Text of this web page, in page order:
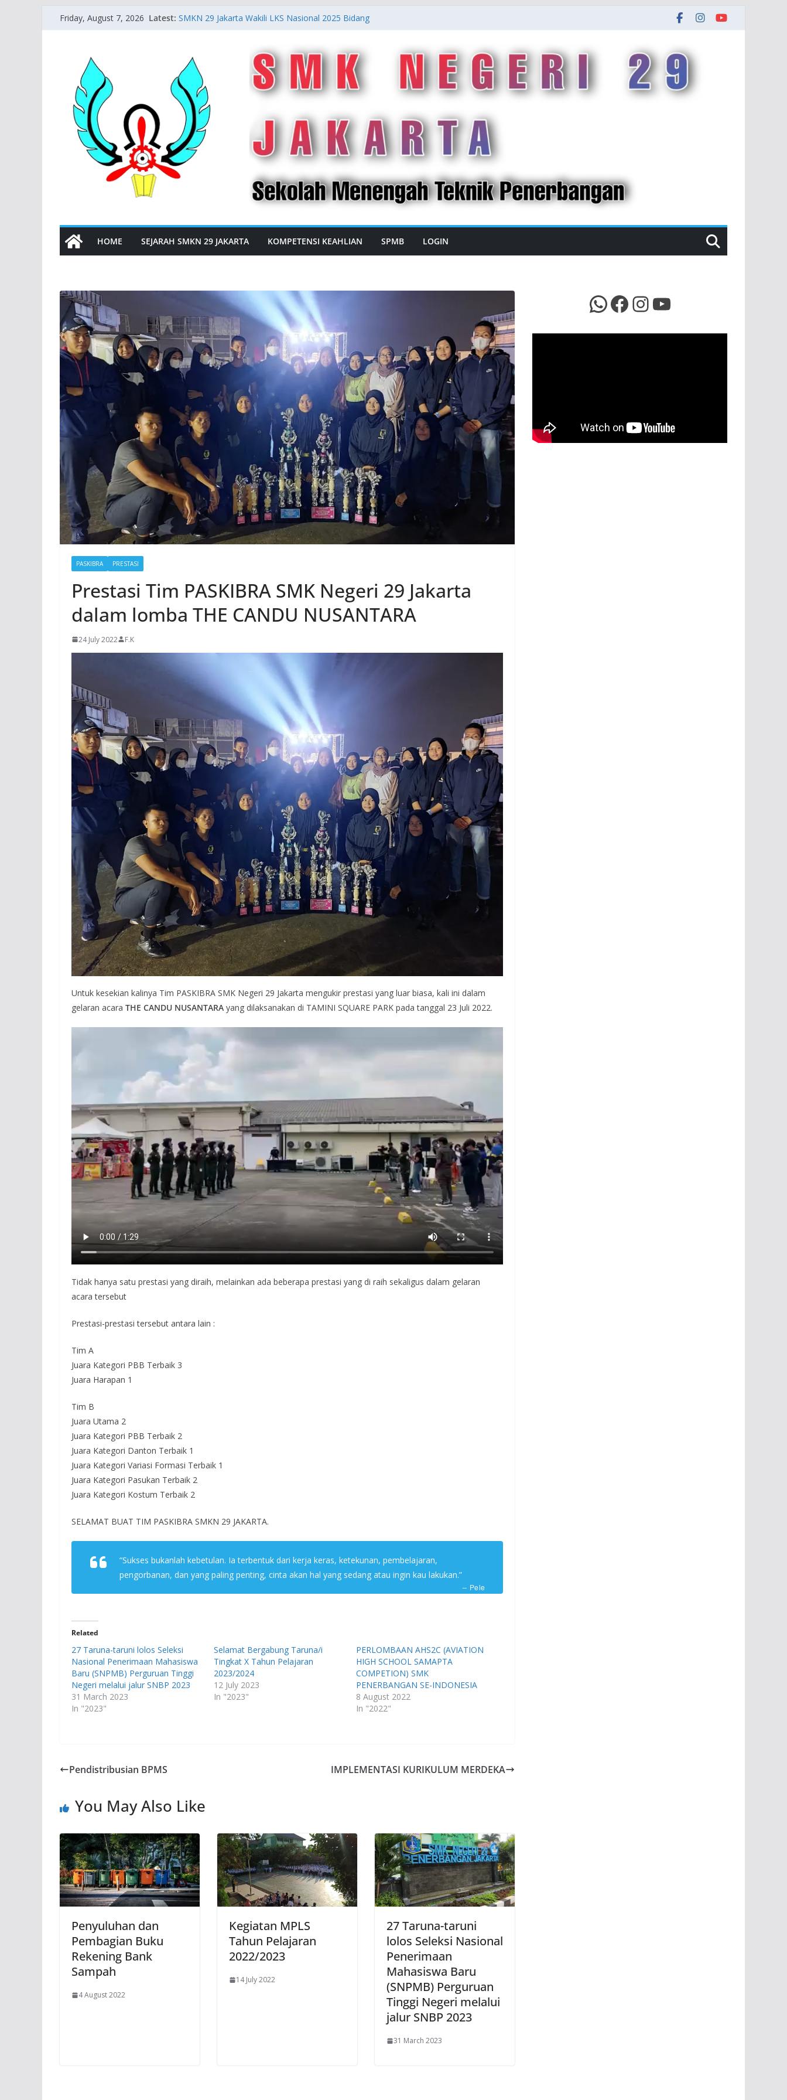
to
Friday, August 7, 2026 Latest: SMKN 29 Jakarta Wakili LKS Nasional 2025 Bidang
Refrigeration and Air Conditioning
Auralia Nur Rahma Siap Berlaga Pada International Creative
Papers Conference (ICPC) di Korea Selatan!
Urban Farming SMKN 29 Jakarta dengan Konsep “Urban
Sustainable Edu”
Informasi Mutasi Siswa Kelas XI dan XII SMKN 29 Jakarta
Semester Ganjil Tahun Ajaran 2025/2026
HOME SEJARAH SMKN 29 JAKARTA KOMPETENSI KEAHLIAN SPMB LOGIN
PASKIBRA PRESTASI
Prestasi Tim PASKIBRA SMK Negeri 29 Jakarta
dalam lomba THE CANDU NUSANTARA
24 July 2022 F.K
Untuk kesekian kalinya Tim PASKIBRA SMK Negeri 29 Jakarta mengukir prestasi yang luar biasa, kali ini dalam
gelaran acara THE CANDU NUSANTARA yang dilaksanakan di TAMINI SQUARE PARK pada tanggal 23 Juli 2022.
Tidak hanya satu prestasi yang diraih, melainkan ada beberapa prestasi yang di raih sekaligus dalam gelaran
acara tersebut
Prestasi-prestasi tersebut antara lain :
Tim A
Juara Kategori PBB Terbaik 3
Juara Harapan 1
Tim B
Juara Utama 2
Juara Kategori PBB Terbaik 2
Juara Kategori Danton Terbaik 1
Juara Kategori Variasi Formasi Terbaik 1
Juara Kategori Pasukan Terbaik 2
Juara Kategori Kostum Terbaik 2
SELAMAT BUAT TIM PASKIBRA SMKN 29 JAKARTA.
“Sukses bukanlah kebetulan. Ia terbentuk dari kerja keras, ketekunan, pembelajaran,
pengorbanan, dan yang paling penting, cinta akan hal yang sedang atau ingin kau lakukan.”
– Pele
Related
27 Taruna-taruni lolos Seleksi
Nasional Penerimaan Mahasiswa
Baru (SNPMB) Perguruan Tinggi
Negeri melalui jalur SNBP 2023
31 March 2023
In "2023"
Selamat Bergabung Taruna/i
Tingkat X Tahun Pelajaran
2023/2024
12 July 2023
In "2023"
PERLOMBAAN AHS2C (AVIATION
HIGH SCHOOL SAMAPTA
COMPETION) SMK
PENERBANGAN SE-INDONESIA
8 August 2022
In "2022"
Pendistribusian BPMS IMPLEMENTASI KURIKULUM MERDEKA
You May Also Like
Penyuluhan dan
Pembagian Buku
Rekening Bank
Sampah
4 August 2022
Kegiatan MPLS
Tahun Pelajaran
2022/2023
14 July 2022
27 Taruna-taruni
lolos Seleksi Nasional
Penerimaan
Mahasiswa Baru
(SNPMB) Perguruan
Tinggi Negeri melalui
jalur SNBP 2023
31 March 2023
WhatsApp Facebook InstagramYouTube